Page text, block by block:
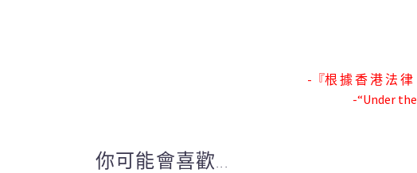
-『根 據 香 港 法 律
-“Under
你可能會喜歡...